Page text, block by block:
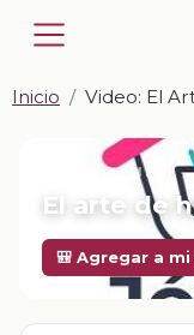
Inicio Video: El
📎 VIDEO · MP4
El arte de
🎒 Agregar a